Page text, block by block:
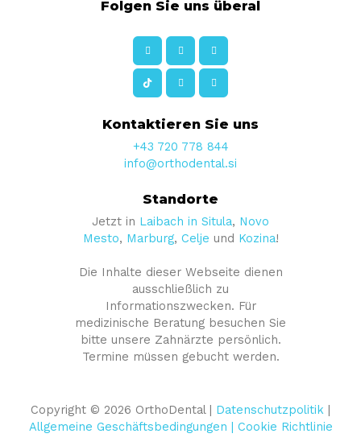
Folgen Sie uns überal
Kontaktieren Sie uns
+43 720 778 844
info@orthodental.si
Standorte
Jetzt in Laibach in Situla, Novo
Mesto, Marburg, Celje und Kozina!
Die Inhalte dieser Webseite dienen
ausschließlich zu
Informationszwecken. Für
medizinische Beratung besuchen Sie
bitte unsere Zahnärzte persönlich.
Termine müssen gebucht werden.
Copyright © 2026 OrthoDental | Datenschutzpolitik
Allgemeine Geschäftsbedingungen | Cookie Richtlinie